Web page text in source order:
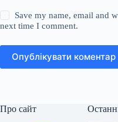
Save my name, email and
next time I comment.
Опублікувати коментар
Про сайт